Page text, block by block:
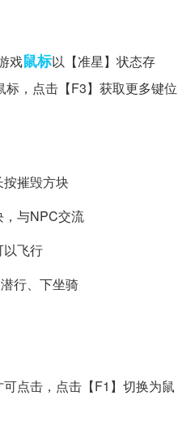
戏鼠标以【准星】状态存
，点击【F3】获取更多键位
摧毁方块
与NPC交流
飞行
行、下坐骑
点击，点击【F1】切换为鼠